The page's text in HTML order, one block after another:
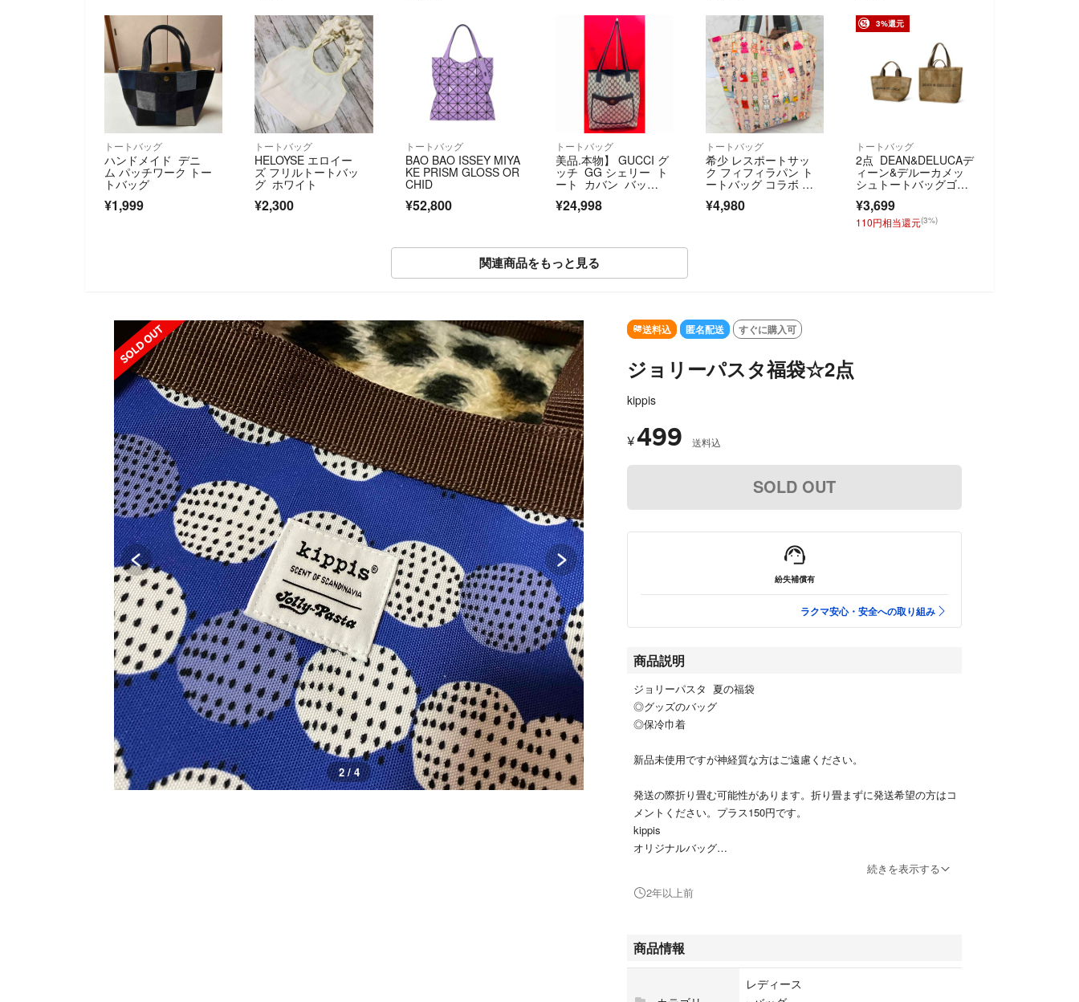
トートバッグ
ハンドメイド デニ
ム パッチワーク トー
トバッグ
¥1,999
トートバッグ
HELOYSE エロイー
ズ フリルトートバッ
グ ホワイト
¥2,300
トートバッグ
BAO BAO ISSEY MIYA
KE PRISM GLOSS OR
CHID
¥52,800
トートバッグ
美品.本物】 GUCCI グ
ッチ GG シェリー ト
ート カバン バッ
学 A4 大容量 紺 ネイ
¥24,998
トートバッグ
希少 レスポートサッ
ク フィフィラパン ト
ートバッグ コラボ う
¥4,980
3%還元
トートバッグ
2点 DEAN&DELUCAデ
ィーン&デルーカメッ
シュトートバッグゴー
¥3,699
110円相当還元(3%)
関連商品をもっと見る
SOLD OUT
3 / 4
送料込 匿名配送 すぐに購入可
ジョリーパスタ福袋☆2点
kippis
¥499 送料込
SOLD OUT
紛失補償有
ラクマ安心・安全への取り組み
商品説明
ジョリーパスタ 夏の福袋
◎グッズのバッグ
◎保冷巾着
新品未使用ですが神経質な方はご遠慮ください。
発送の際折り畳む可能性があります。折り畳まずに発送希望の方はコ
メントください。プラス150円です。
kippis
オリジナルバッグ
続きを表示する
2年以上前
商品情報
レディース